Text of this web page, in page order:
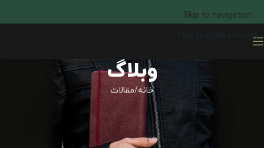
Skip to navigation
Skip to main content
وبلاگ
خانه مقالات